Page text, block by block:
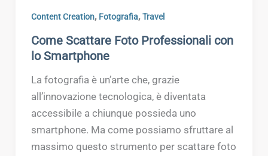
Content Creation, Fotografia,Travel
Come Scattare Foto Professionali con
lo Smartphone
La fotografia è un’arte che, grazie
all’innovazione tecnologica, è diventata
accessibile a chiunque possieda uno
smartphone. Ma come possiamo sfruttare al
massimo questo strumento per scattare foto